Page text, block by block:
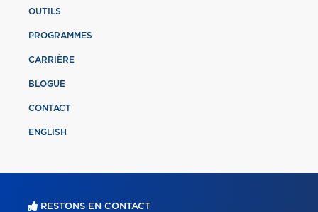
OUTILS
PROGRAMMES
CARRIÈRE
BLOGUE
CONTACT
ENGLISH
RESTONS EN CONTACT